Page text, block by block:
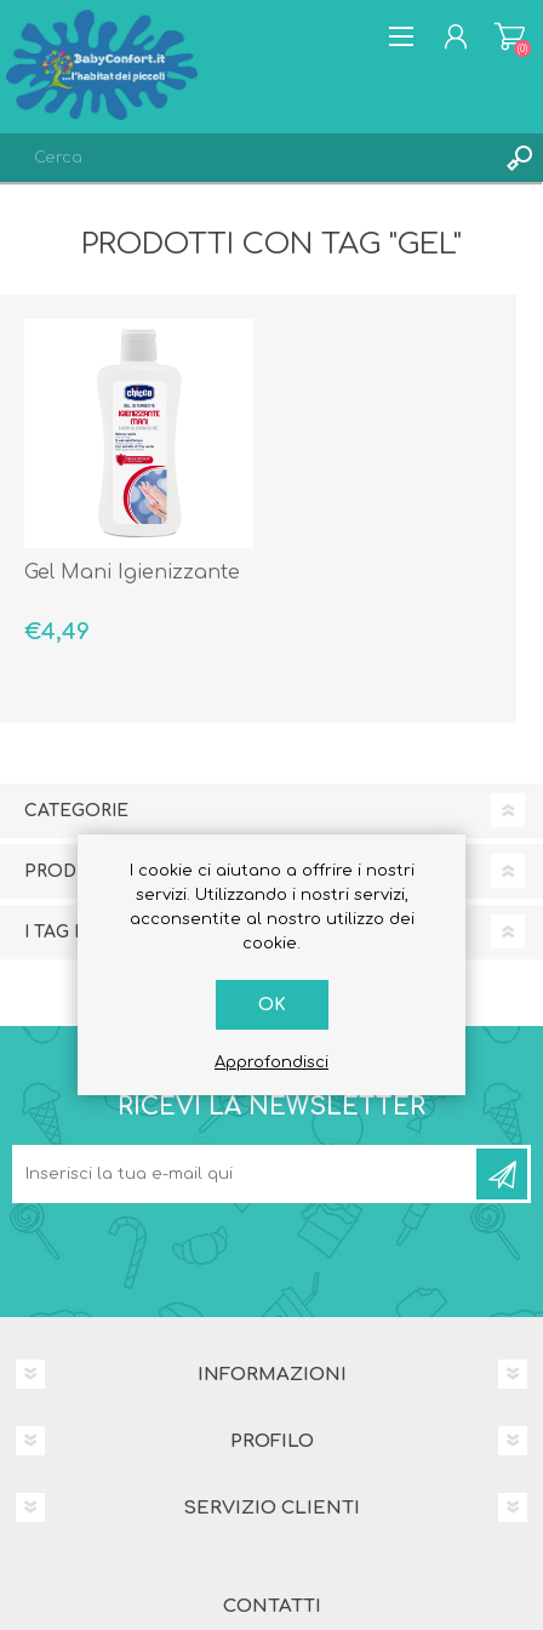
ACCESSO
(0)
PRODOTTI CON TAG "GEL"
Gel Mani Igienizzante
€4,49
CATEGORIE
PRODUTTORI
I TAG PIÙ POPOLARI
RICEVI LA NEWSLETTER
INFORMAZIONI
PROFILO
SERVIZIO CLIENTI
CONTATTI
I cookie ci aiutano a offrire i nostri
servizi. Utilizzando i nostri servizi,
acconsentite al nostro utilizzo dei
cookie.
OK
Approfondisci